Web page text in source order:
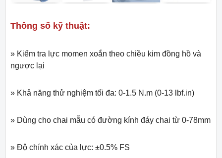
Thông số kỹ thuật:
» Kiểm tra lực momen xoắn theo chiều kim đồng hồ và
ngược lại
» Khả năng thử nghiệm tối đa: 0-1.5 N.m (0-13 lbf.in)
» Dùng cho chai mẫu có đường kính đáy chai từ 0-78mm
» Độ chính xác của lực: ±0.5% FS